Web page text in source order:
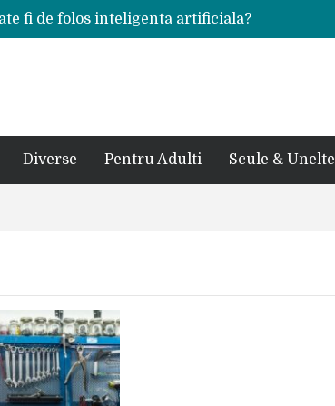
fi de folos inteligenta artificiala?
care este nevoie intr-un atelier
de bauturi alcoolice?
dintre Mercedes, Audi si BMW?
din fier forjat pentru curtea casei?
uri lansate in anul 2024
tehnologia in ultimul secol
Samsung Galaxy S24 Ultra?
Diverse Pentru Adulti Scule & Unelte